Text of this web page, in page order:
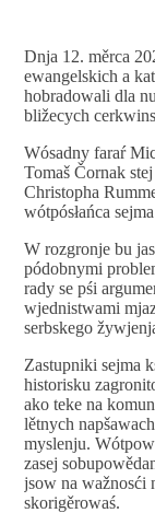
Dnja 12. měrca
ewangelskich a
hobradowali dla
bližecych
Wósadny faraŕ
Tomaš Čornak
Christopha
wótpósłańca
W rozgronje bu
pódobnymi
rady se pśi
wjednistwami
serbskego
Zastupniki sejma
historisku
ako teke na
lětnych
myslenju.
zasej
jsow na wažnosći
skorigěrowaś.